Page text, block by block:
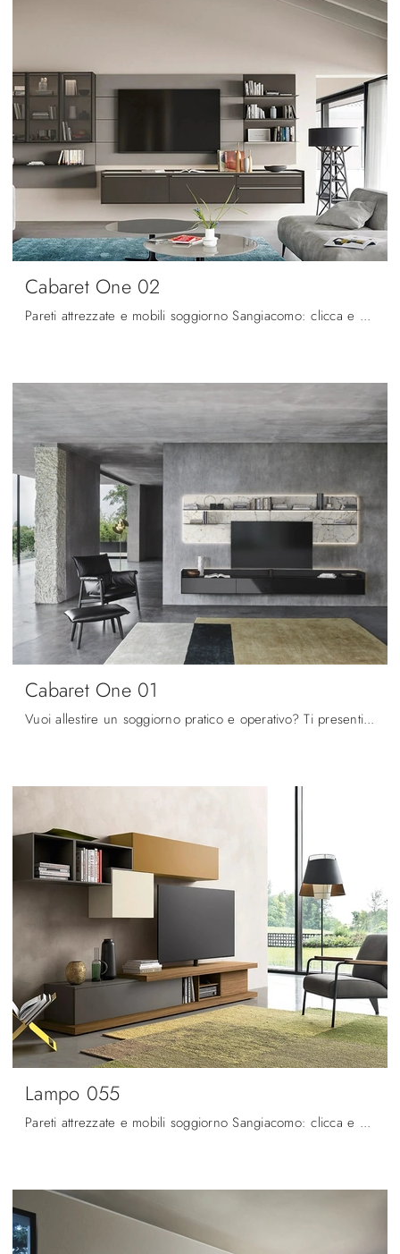
Cabaret One 02
Pareti attrezzate e mobili soggiorno Sangiacomo: clicca e scopri il modello Cabaret One 02 e potrai valorizzare stanze moderne di ogni genere.
Cabaret One 01
Vuoi allestire un soggiorno pratico e operativo? Ti presentiamo la parete attrezzata Cabaret One 01 Sangiacomo dalle linee decise moderne.
Lampo 055
Pareti attrezzate e mobili soggiorno Sangiacomo: clicca e scopri il modello Lampo 055 e potrai impreziosire stanze moderne di ogni genere.